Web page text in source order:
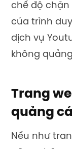
chế độ chặn
của trình
dịch vụ
không
Trang
quảng
Nếu như